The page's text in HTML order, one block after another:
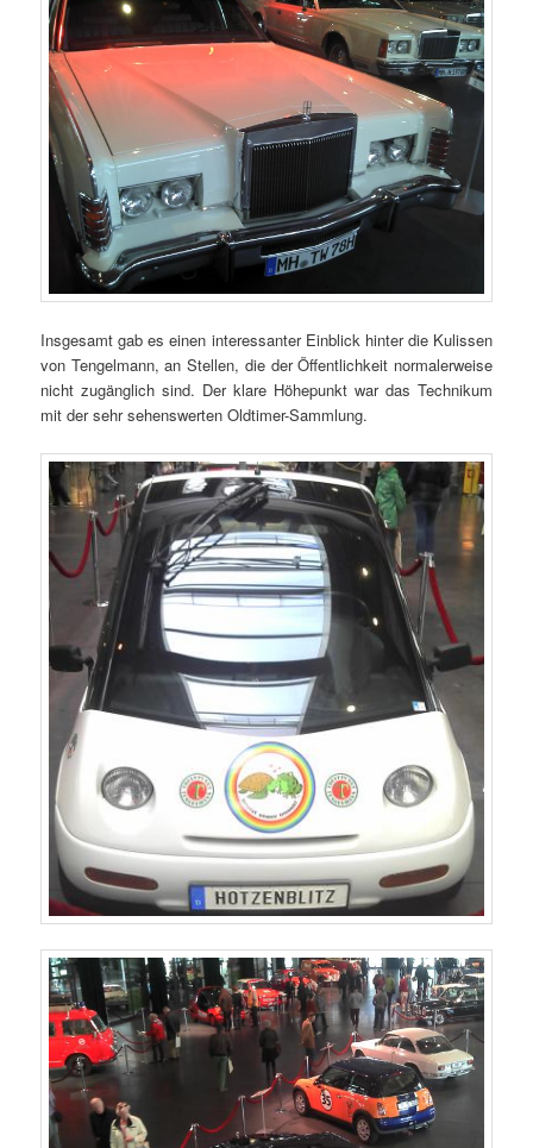
Insgesamt gab es einen interessanter Einblick hinter die Kulissen
von Tengelmann, an Stellen, die der Öffentlichkeit normalerweise
nicht zugänglich sind. Der klare Höhepunkt war das Technikum
mit der sehr sehenswerten Oldtimer-Sammlung.